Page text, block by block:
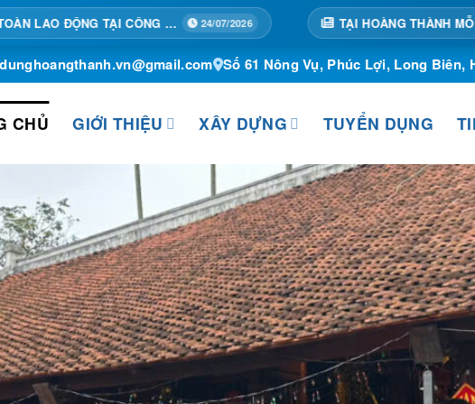
TẬP HUẤN AN TOÀN LAO ĐỘNG TẠI CÔNG TRÌNH 24/07/2026 TẠI HOÀNG THÀNH MỖI NGÀY MỘT BƯỚC TIẾN
Số 61 Nông Vụ, Phúc Lợi, Long Biên,
CHỦ GIỚI THIỆU XÂY DỰNG TUYỂN DỤNG